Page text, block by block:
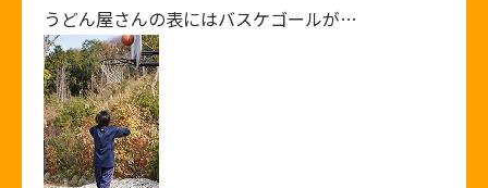
うどん屋さんの表にはバスケゴールが…